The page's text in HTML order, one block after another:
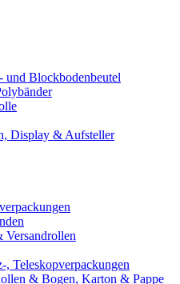
und Blockbodenbeutel
Display & Aufsteller
Versandrollen
, Teleskopverpackungen
& Bogen, Karton & Pappe